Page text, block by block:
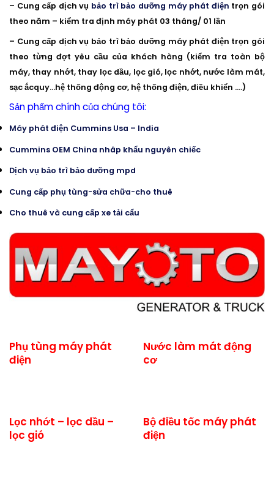
– Cung cấp dịch vụ bảo trì bảo dưỡng máy phát điện trọn gói
theo năm – kiểm tra định máy phát 03 tháng/ 01 lần
– Cung cấp dịch vụ bảo trì bảo dưỡng máy phát điện trọn gói
theo từng đợt yêu cầu của khách hàng (kiểm tra toàn bộ
máy, thay nhớt, thay lọc dầu, lọc gió, lọc nhớt, nước làm mát,
sạc ắcquy…hệ thống động cơ, hệ thống điện, điều khiển ….)
Sản phẩm chính của chúng tôi:
Máy phát điện Cummins Usa – India
Cummins OEM China nhâp khẩu nguyên chiếc
Dịch vụ bảo trì bảo dưỡng mpd
Cung cấp phụ tùng-sửa chữa-cho thuê
Cho thuê và cung cấp xe tải cẩu
Phụ tùng máy phát
điện
Nước làm mát động
cơ
Lọc nhớt – lọc dầu –
lọc gió
Bộ điều tốc máy phát
điện